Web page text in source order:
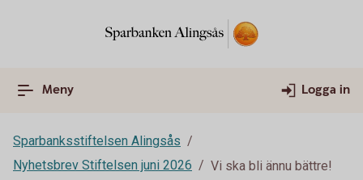
Meny Logga in
Sparbanksstiftelsen Alingsås
Nyhetsbrev Stiftelsen juni 2026
Vi ska bli ännu bättre!